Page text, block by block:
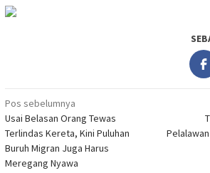
Navigasi
pos
Pos sebelumnya
Usai Belasan Orang Tewas
Terlindas Kereta, Kini Puluhan
Buruh Migran Juga Harus
Meregang Nyawa